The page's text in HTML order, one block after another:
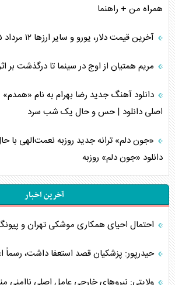
همراه من + راهنما
آخرین قیمت دلار، یورو و سایر ارز‌ها ۱۲ مرداد ۱۴۰۵ / جدول
مریم همتیان از اوج در سینما تا درگذشت بر
دانلود آهنگ جدید رضا بهرام به نام
اصلی دانلود | حس و حال یک شب سرد
«جون دلم» ترانه جدید روزبه نعمت‌الهی با
دانلود «جون دلم» روزبه
آخرین اخبار
احتمال احیای همکاری موشکی تهران و
حیدرپور: پزشکیان قصد استعفا داشت، رسماً